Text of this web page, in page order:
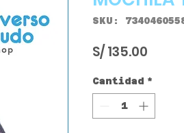
SKU:
S/ 135.00
Cantidad *